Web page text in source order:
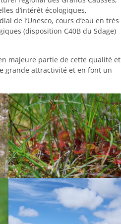
d’intérêt écologiques,
de l’Unesco, cours d’eau en très
(disposition C40B du Sdage)
majeure partie de cette qualité et
grande attractivité et en font un